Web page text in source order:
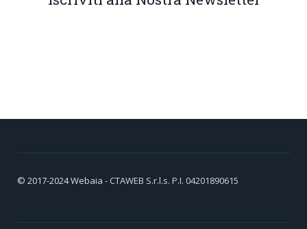
© 2017-2024Webaia - CTAWEB S.r.l.s. P.I. 04201890615